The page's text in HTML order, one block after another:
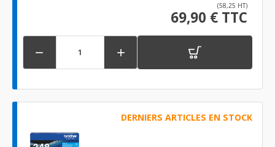
(58,25 HT)
69,90 € TTC
 
DERNIERS ARTICLES EN STOCK